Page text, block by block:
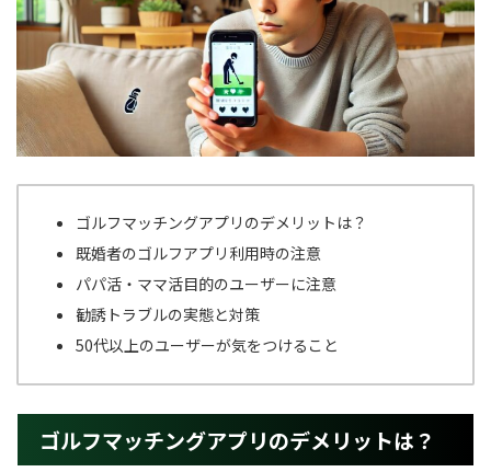
ゴルフマッチングアプリのデメリットは？
既婚者のゴルフアプリ利用時の注意
パパ活・ママ活目的のユーザーに注意
勧誘トラブルの実態と対策
50代以上のユーザーが気をつけること
ゴルフマッチングアプリのデメリットは？